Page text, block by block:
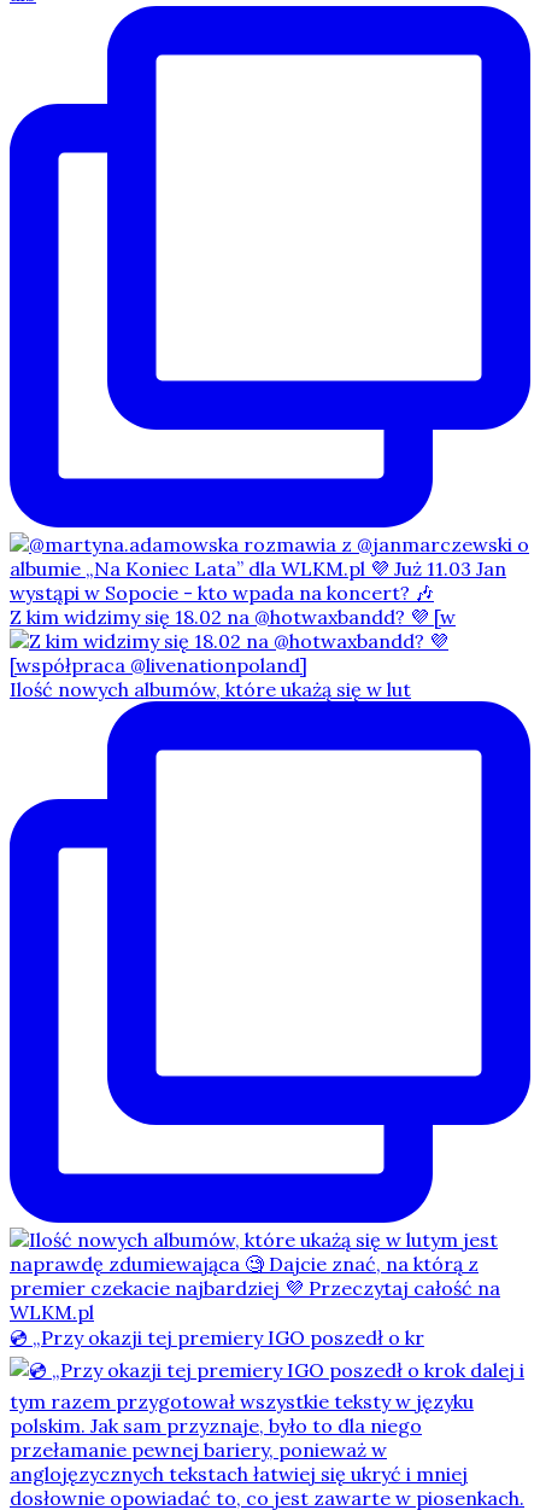
Z kim widzimy się 18.02 na @hotwaxbandd? 💜 [w
Ilość nowych albumów, które ukażą się w lut
💿 „Przy okazji tej premiery IGO poszedł o kr